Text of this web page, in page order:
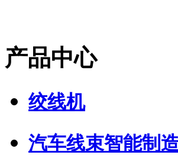
产品中心
绞线机
汽车线束智能制